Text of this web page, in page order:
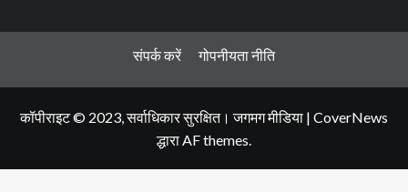
संपर्क करें गोपनीयता नीति
कॉपीराइट © 2023, सर्वाधिकार सुरक्षित। जगमग मीडिया | CoverNews
द्धारा AF themes.